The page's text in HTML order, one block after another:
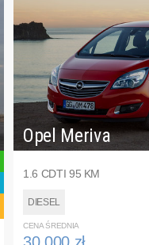
Opel Meriva
1.6 CDTI 95 KM
DIESEL
CENA ŚREDNIA